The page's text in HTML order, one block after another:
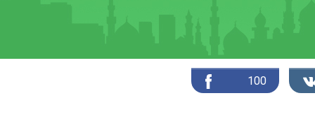
100